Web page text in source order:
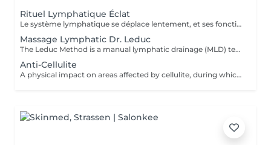
Rituel Lymphatique Éclat
Le système lymphatique se déplace lentement, et ses fonctions ne peuvent pas être « accélérées » mécaniquement en peu de temps. Un drainage lymphatique efficace nécessite un travail progressif pour activer les processus naturels de l'organisme. Étapes clés de la séance : relaxation complète de l'appareil musculo-aponévrotique diminution de la densité des tissus et amélioration de leur élasticité activation du flux lymphatique Ce n'est qu'après ces étapes qu'un effet thérapeutique significatif est obtenu : réduction notable des dèmes du visage et du corps sensation de légèreté et diminution de la tension réduction des volumes tissulaires amélioration du tonus et du turgescence de la peau Une durée de 2,5 heures permet de travailler toutes les zones clés du corps, assurant un effet global plutôt qu'une simple sensation locale de confort. Ce n'est pas un massage express. Il s'agit d'une méthode systématique et scientifiquement validée de drainage lymphatique, visant à obtenir des résultats physiologiquement mesurables.
Massage Lymphatic Dr. Leduc
The Leduc Method is a manual lymphatic drainage (MLD) technique that uses gentle, rhythmic hand movements to reroute and clear lymphatic fluid. Developed by Dr. Albert Leduc, it is an evolution of the Vodder method that also incorporates the use of pressotherapy devices and adds special maneuvers to help move fluid away from swollen areas. This technique is used to treat swelling (edema), lymphedema, lipedema, and other conditions by promoting relaxation, reducing fluid retention, and improving the function of the lymphatic system. Technique: Gentle, rhythmic pressure is applied with the hands in a specific direction, following the path of the lymphatic circulation. The Leduc technique adds specific maneuvers to move lymph fluid away from swollen areas and can be combined with pressotherapy devices. Purpose: To stimulate the lymphatic system to drain excess fluid, toxins, and waste products from the body. Applications: Used to treat conditions such as lymphedema, lipedema, and post-surgical swelling, and to help with general fluid retention and stress. Benefits: Helps reduce swelling, improve fluid balance, and promote relaxation.
Anti-Cellulite
A physical impact on areas affected by cellulite, during which the masseur's hands literally knead and work through every fat nodule. Unlike other types of massage, anti-cellulite massage is much deeper and more intense, as it targets the deeper subcutaneous layers. By applying specific massage techniques, blood circulation and lymphatic system activity are stimulated, cellular metabolic processes are restored , tissue oxygen supply improves, excess fluid is removed from the body, swelling decreases , and skin tone and elasticity are renewed, leaving the skin smoother . Indications: cellulite swelling (edema) stress and muscular tension excess weight decreased muscle tone various injuries and their consequences